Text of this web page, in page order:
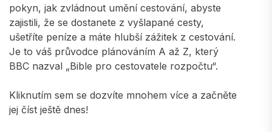
pokyn, jak zvládnout umění cestování, abyste
zajistili, že se dostanete z vyšlapané cesty,
ušetříte peníze a máte hlubší zážitek z cestování.
Je to váš průvodce plánováním A až Z, který
BBC nazval „Bible pro cestovatele rozpočtu“.
Kliknutím sem se dozvíte mnohem více a začněte
jej číst ještě dnes!